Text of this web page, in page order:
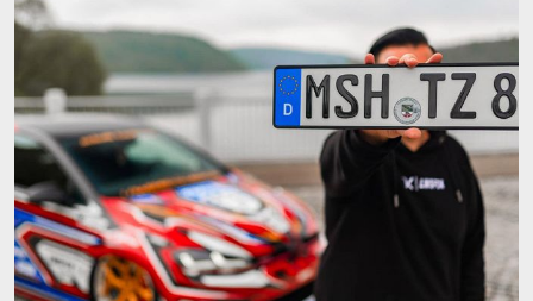
Die Zeit des mühsamen Anschraubens ist vorbei: mit Hilfe
des einzigartigen Montagesystems wird die Befestigung des
Kennzeichens zum Kinderspiel.
Langlebigkeit
Dank der durchgefärbten Lettern behalten 3D Kennzeichen
ihre schwarze Farbe bis in die Ewigkeit.
Lebenslange Garantie*
Das 3D-Kennzeichen hält, was es verspricht. Darum geben
wir Dir eine lebenslange Garantie auf die Beschriftungsfarbe